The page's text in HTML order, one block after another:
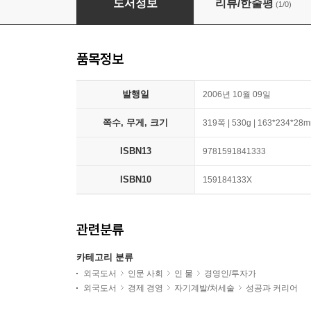
도서정보 리뷰/한줄평 (1/0)
품목정보
발행일 2006년 10월 09일
쪽수, 무게, 크기 319쪽 | 530g |
ISBN13 9781591841333
ISBN10 159184133X
관련분류
카테고리 분류
외국도서 인문 사회 인 물
경영인/투자가
외국도서
경제 경영 자기계발/처세술 성공과 커리어